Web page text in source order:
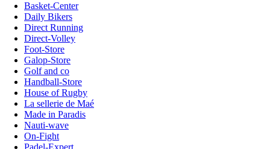
Basket-Center
Daily Bikers
Direct Running
Direct-Volley
Foot-Store
Galop-Store
Golf and co
Handball-Store
House of Rugby
La sellerie de Maé
Made in Paradis
Nauti-wave
On-Fight